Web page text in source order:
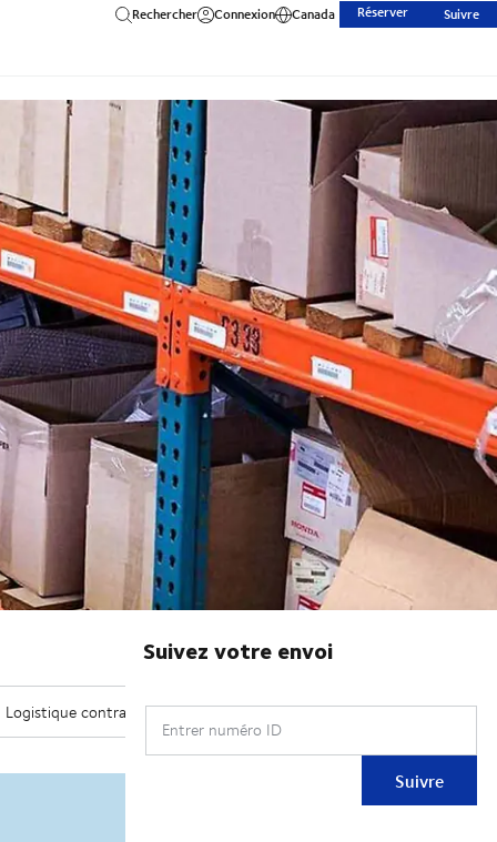
Rechercher Connexion Canada Réserver Suivre
Suivez votre envoi
Entrer numéro ID
Suivre